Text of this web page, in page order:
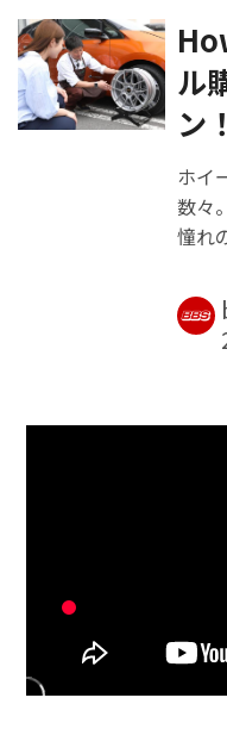
ル
ン！
ホイ
数々
憧れ
い、
のに
う